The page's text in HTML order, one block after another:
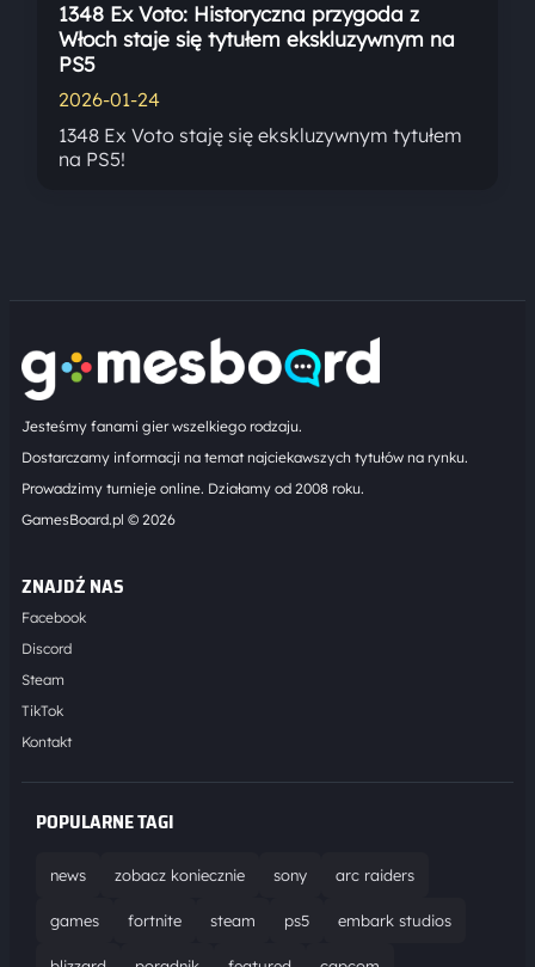
1348 Ex Voto: Historyczna przygoda z
Włoch staje się tytułem ekskluzywnym na
PS5
2026-01-24
1348 Ex Voto staję się ekskluzywnym tytułem
na PS5!
Jesteśmy fanami gier wszelkiego rodzaju.
Dostarczamy informacji na temat najciekawszych tytułów na rynku.
Prowadzimy turnieje online. Działamy od 2008 roku.
GamesBoard.pl © 2026
ZNAJDŹ NAS
Facebook
Discord
Steam
TikTok
Kontakt
POPULARNE TAGI
news zobacz koniecznie sony arc raiders
games fortnite steam ps5 embark studios